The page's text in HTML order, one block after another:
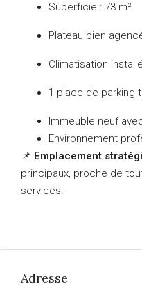
Superficie : 73 m²
Plateau bien
Climatisation
1 place de parking
Immeuble neuf
Environnement
📌 Emplacement
principaux, proche de
services.
Adresse